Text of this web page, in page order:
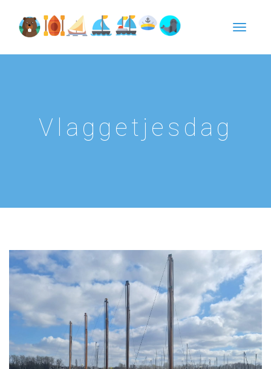
Vlaggetjesdag